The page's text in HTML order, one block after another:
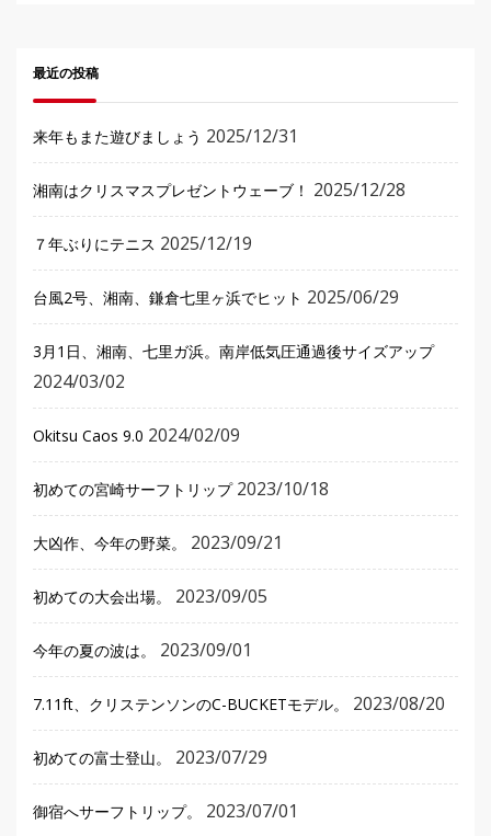
最近の投稿
来年もまた遊びましょう 2025/12/31
湘南はクリスマスプレゼントウェーブ！ 2025/12/28
７年ぶりにテニス 2025/12/19
台風2号、湘南、鎌倉七里ヶ浜でヒット 2025/06/29
3月1日、湘南、七里ガ浜。南岸低気圧通過後サイズアップ
2024/03/02
Okitsu Caos 9.0 2024/02/09
初めての宮崎サーフトリップ 2023/10/18
大凶作、今年の野菜。 2023/09/21
初めての大会出場。 2023/09/05
今年の夏の波は。 2023/09/01
7.11ft、クリステンソンのC-BUCKETモデル。 2023/08/20
初めての富士登山。 2023/07/29
御宿へサーフトリップ。 2023/07/01